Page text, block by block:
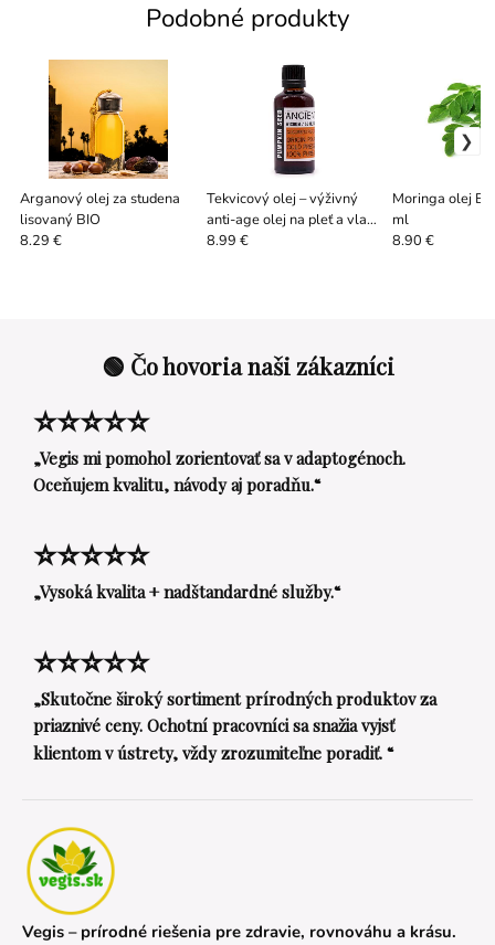
Podobné produkty
Arganový olej za studena
lisovaný BIO
8.29 €
Tekvicový olej – výživný
anti-age olej na pleť a vlasy
- 50 / 100 ml
8.99 €
Moringa olej
ml
8.90 €
🟢 Čo hovoria naši zákazníci
⭐⭐⭐⭐⭐
„Vegis mi pomohol zorientovať sa v adaptogénoch.
Oceňujem kvalitu, návody aj poradňu.“
⭐⭐⭐⭐⭐
„Vysoká kvalita + nadštandardné služby.“
⭐⭐⭐⭐⭐
„Skutočne široký sortiment prírodných produktov za
priaznivé ceny. Ochotní pracovníci sa snažia vyjsť
klientom v ústrety, vždy zrozumiteľne poradiť. “
Vegis – prírodné riešenia pre zdravie, rovnováhu a krásu.